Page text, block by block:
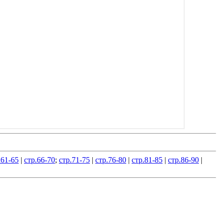
65 | стр.66-70; стр.71-75 | стр.76-80 | стр.81-85 | стр.86-90 |